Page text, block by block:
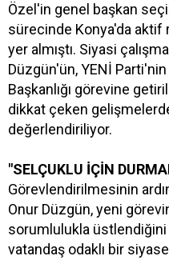
Özel'in genel başkan
sürecinde Konya'da aktif
yer almıştı. Siyasi
Düzgün'ün, YENİ
Başkanlığı görevine
dikkat çeken
değerlendiriliyor.
"SELÇUKLU İÇİN
Görevlendirilmesinin
Onur Düzgün, yeni
sorumlulukla
vatandaş odaklı bir